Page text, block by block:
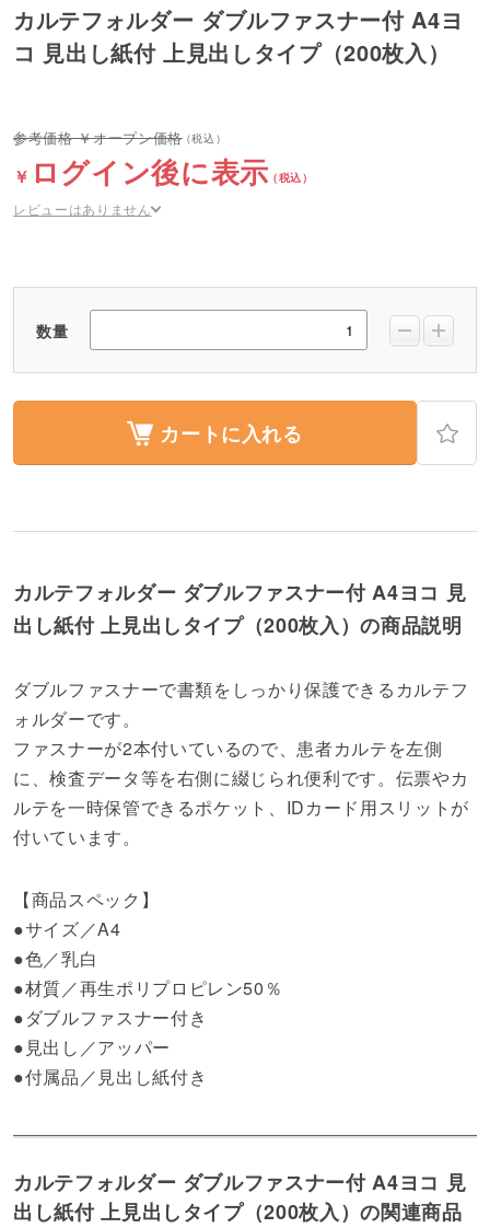
カルテフォルダー ダブルファスナー付 A4ヨ
コ 見出し紙付 上見出しタイプ（200枚入）
オープン価格
ログイン後に表示
レビューはありません
数量
カートに入れる
カルテフォルダー ダブルファスナー付 A4ヨコ 見
出し紙付 上見出しタイプ（200枚入）の商品説明
ダブルファスナーで書類をしっかり保護できるカルテフ
ォルダーです。
ファスナーが2本付いているので、患者カルテを左側
に、検査データ等を右側に綴じられ便利です。伝票やカ
ルテを一時保管できるポケット、IDカード用スリットが
付いています。
【商品スペック】
●サイズ／A4
●色／乳白
●材質／再生ポリプロピレン50％
●ダブルファスナー付き
●見出し／アッパー
●付属品／見出し紙付き
カルテフォルダー ダブルファスナー付 A4ヨコ 見
出し紙付 上見出しタイプ（200枚入）の関連商品